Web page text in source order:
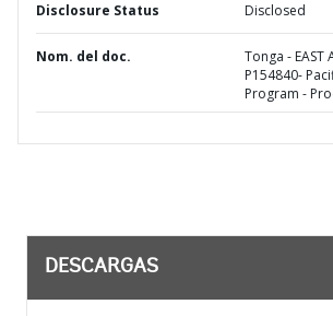
Disclosure Status Disclosed
Nom. del doc.
Tonga - EAST
P154840-
Program -
DESCARGAS